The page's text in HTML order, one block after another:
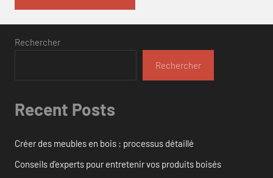
Rechercher
Rechercher
Recent Posts
Créer des meubles en bois : processus détaillé
Conseils d’experts pour entretenir vos produits boisés